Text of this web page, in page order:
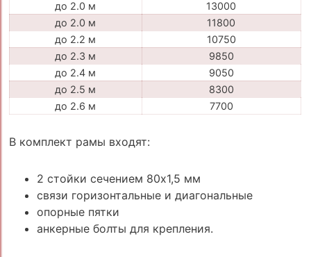
до 2.0 м
13000
до 2.0 м
11800
до 2.2 м
10750
до 2.3 м
9850
до 2.4 м
9050
до 2.5 м
8300
до 2.6 м
7700
В комплект рамы входят:
2 стойки сечением 80х1,5 мм
связи горизонтальные и диагональные
опорные пятки
анкерные болты для крепления.